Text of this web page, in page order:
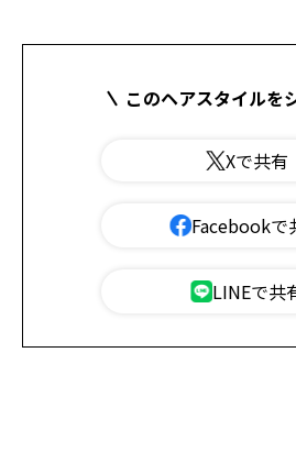
このヘアスタイルを
Xで共有
Facebookで
LINEで共